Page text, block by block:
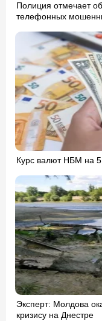
Полиция отмечает
телефонных
Курс валют НБМ на 5
Эксперт: Молдова
кризису на Днестре